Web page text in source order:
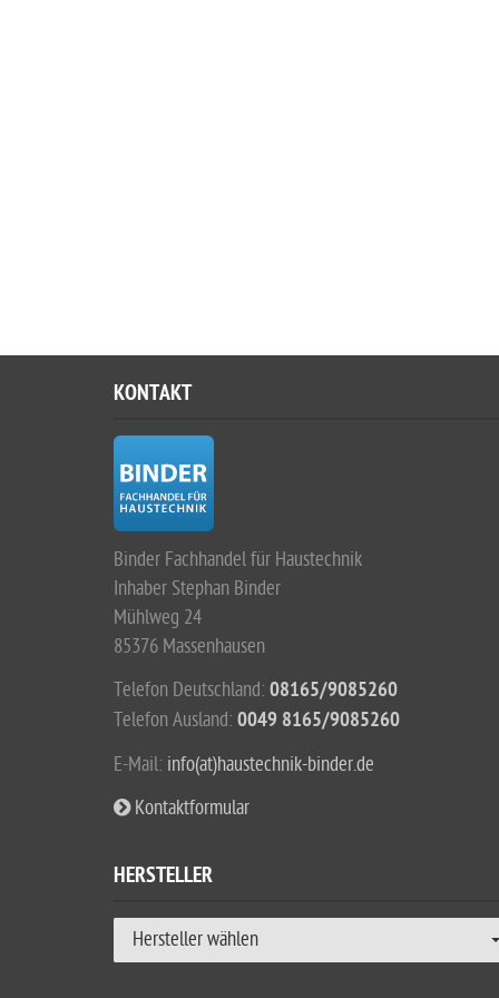
KONTAKT
Binder Fachhandel für Haustechnik
Inhaber Stephan Binder
Mühlweg 24
85376 Massenhausen
Telefon Deutschland: 08165/9085260
Telefon Ausland: 0049 8165/9085260
E-Mail: info(at)haustechnik-binder.de
Kontaktformular
HERSTELLER
Hersteller wählen